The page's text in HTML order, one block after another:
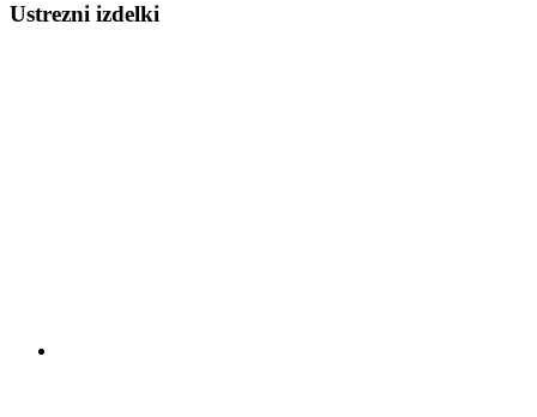
Ustrezni izdelki